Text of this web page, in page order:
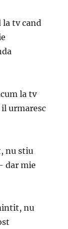
la tv cand
la tv
urmaresc
nu stiu
dar mie
nu